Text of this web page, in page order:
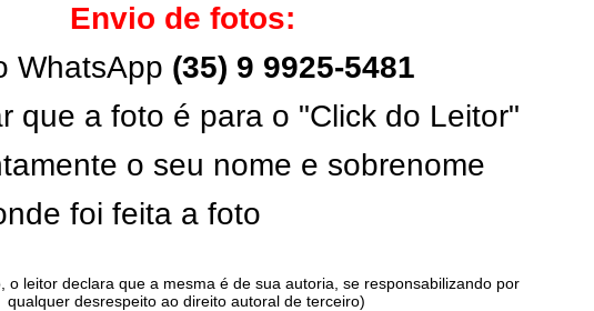
Envio de fotos:
WhatsApp (35) 9 9925-5481
que a foto é para o "Click do Leitor"
o seu nome e sobrenome
foi feita a foto
o leitor declara que a mesma é de sua autoria, se responsabilizando por
qualquer desrespeito ao direito autoral de terceiro)